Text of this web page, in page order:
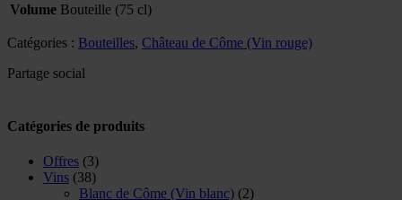
Volume Bouteille (75 cl)
Catégories : Bouteilles, Château de Côme (Vin rouge)
Partage social
Catégories de produits
Offres (3)
Vins (38)
Blanc de Côme (Vin blanc) (2)